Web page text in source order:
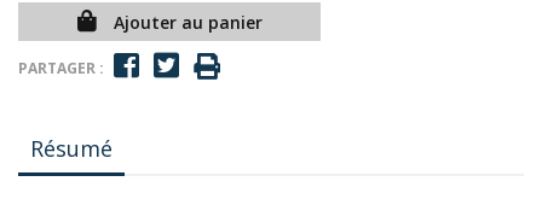
Ajouter au panier
PARTAGER :
Résumé